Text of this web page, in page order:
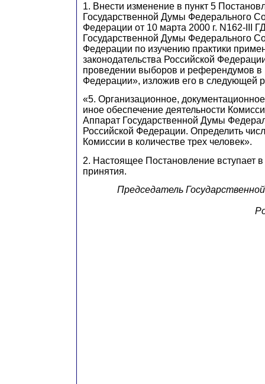
1. Внести изменение в пункт 5
Государственной Думы Федерального
Федерации от 10 марта 2000 г. N162-III
Государственной Думы Федерального
Федерации по изучению практики
законодательства Российской
проведении выборов и референдумов в
Федерации», изложив его в следующей
«5. Организационное,
иное обеспечение деятельности
Аппарат Государственной Думы
Российской Федерации. Определить
Комиссии в количестве трех человек».
2. Настоящее Постановление вступает в
принятия.
Председатель